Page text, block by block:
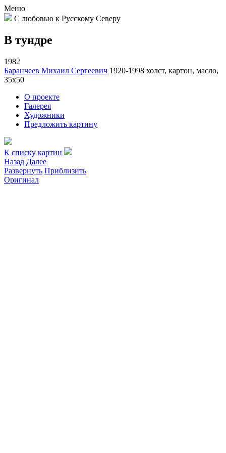
Меню
С любовью к Русскому Северу
В тундре
1982
Баранчеев Михаил Сергеевич 1920-1998 холст, картон, масло,
35х50
О проекте
Галерея
Художники
Предложить картину
К списку картин
Назад Далее
Развернуть Приблизить
Оригинал